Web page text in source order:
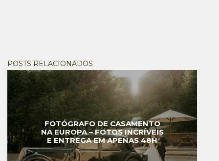
POSTS RELACIONADOS
FOTÓGRAFO DE CASAMENTO
NA EUROPA – FOTOS INCRÍVEIS
E ENTREGA EM APENAS 48H